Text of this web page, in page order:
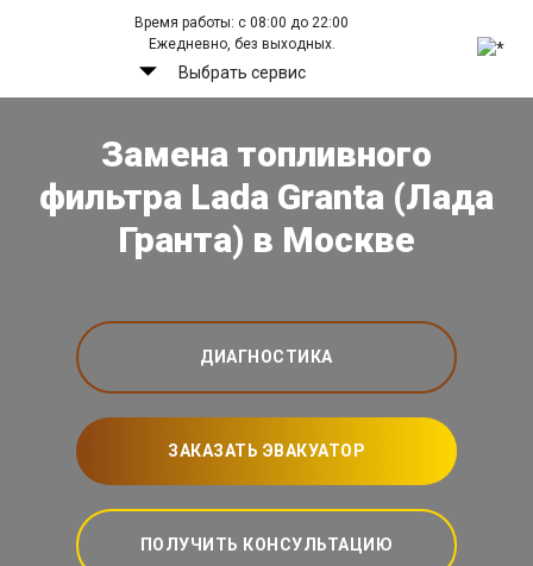
Время работы: с 08:00 до 22:00
Ежедневно, без выходных.
Выбрать сервис
Замена топливного
фильтра Lada Granta (Лада
Гранта) в Москве
ДИАГНОСТИКА
ЗАКАЗАТЬ ЭВАКУАТОР
ПОЛУЧИТЬ КОНСУЛЬТАЦИЮ